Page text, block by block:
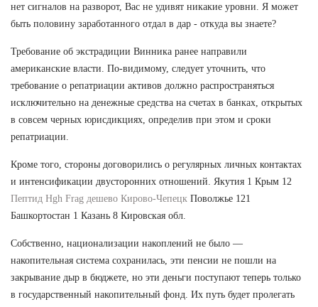
нет сигналов на разворот, Вас не удивят никакие уровни. Я может
быть половину заработанного отдал в дар - откуда вы знаете?
Требование об экстрадиции Винника ранее направили
американские власти. По-видимому, следует уточнить, что
требование о репатриации активов должно распространяться
исключительно на денежные средства на счетах в банках, открытых
в совсем черных юрисдикциях, определив при этом и сроки
репатриации.
Кроме того, стороны договорились о регулярных личных контактах
и интенсификации двусторонних отношений. Якутия 1 Крым 12
Пептид Hgh Frag дешево Кирово-Чепецк Поволжье 121
Башкортостан 1 Казань 8 Кировская обл.
Собственно, национализации накоплений не было —
накопительная система сохранилась, эти пенсии не пошли на
закрывание дыр в бюджете, но эти деньги поступают теперь только
в государственный накопительный фонд. Их путь будет пролегать